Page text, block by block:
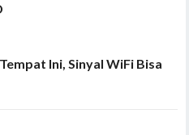
Ini, Sinyal WiFi Bisa